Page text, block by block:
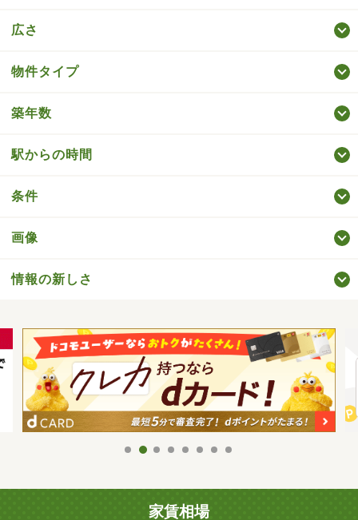
広さ
物件タイプ
築年数
駅からの時間
条件
画像
情報の新しさ
家賃相場